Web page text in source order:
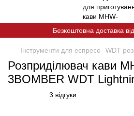
Безкоштовна доставка
Інструменти для еспресо WDT
Розприділювач кави
3BOMBER WDT
3 відгуки